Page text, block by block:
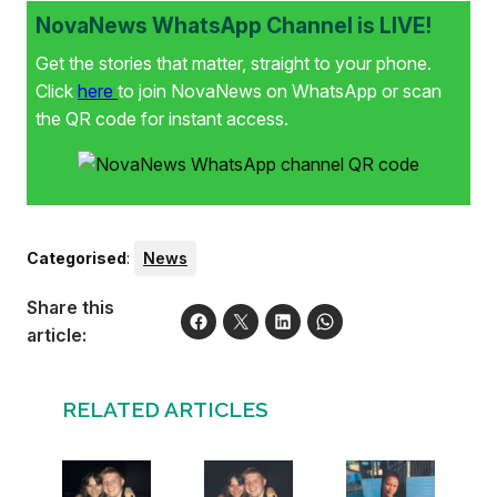
NovaNews WhatsApp Channel is LIVE!
Get the stories that matter, straight to your phone.
Click here to join NovaNews on WhatsApp or scan
the QR code for instant access.
Categorised: News
Share this
article:
RELATED ARTICLES